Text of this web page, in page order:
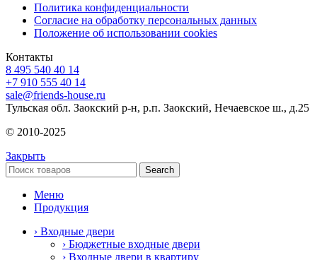
Политика конфиденциальности
Согласие на обработку персональных данных
Положение об использовании cookies
Контакты
8 495 540 40 14
+7 910 555 40 14
sale@friends-house.ru
Тульская обл. Заокский р-н, р.п. Заокский, Нечаевское ш., д.25
© 2010-2025
Закрыть
Search
Меню
Продукция
› Входные двери
› Бюджетные входные двери
› Входные двери в квартиру